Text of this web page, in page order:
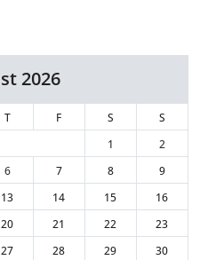
2026
T F S
S
1
2
6 7 8
9
13 14 15
16
20 21 22
23
27 28 29
30